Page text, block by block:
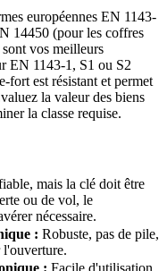
européennes EN 1143-
14450 (pour les coffres
vos meilleurs
EN 1143-1, S1 ou S2
fort est résistant et permet
la valeur des biens
la classe requise.
mais la clé doit être
ou de vol, le
nécessaire.
: Robuste, pas de pile,
l'ouverture.